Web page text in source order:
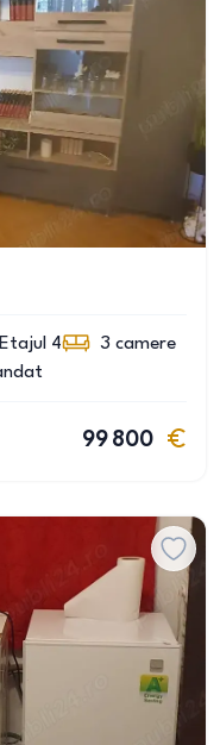
Etajul 4 3 camere
99 800